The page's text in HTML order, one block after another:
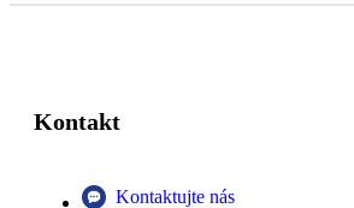
Kontakt
Kontaktujte nás